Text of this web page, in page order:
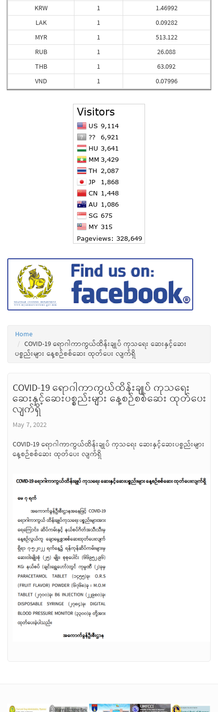
KRW
LAK
MYR
RUB
THB
VND
1
1
1
1
1
1
1.46992
0.09282
513.122
26.088
63.092
0.07996
Home
COVID-19 ရောဂါကာကွယ်ထိန်းချုပ် ကုသရေး ဆေးနှင့်ဆေး
ပစ္စည်းများ နေ့စဉ်စစ်ဆေး ထုတ်ပေး လျက်ရှိ
COVID-19 ရောဂါကာကွယ်ထိန်းချုပ် ကုသရေး
ဆေးနှင့်ဆေးပစ္စည်းများ နေ့စဉ်စစ်ဆေး ထုတ်ပေး
လျက်ရှိ
May 7, 2022
COVID-19 ရောဂါကာကွယ်ထိန်းချုပ် ကုသရေး ဆေးနှင့်ဆေးပစ္စည်းများ
နေ့စဉ်စစ်ဆေး ထုတ်ပေး လျက်ရှိ